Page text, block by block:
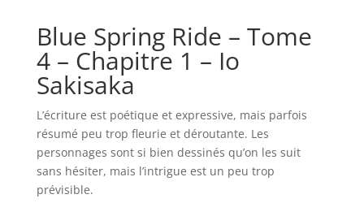
Blue Spring Ride – Tome
4 – Chapitre 1 – Io
Sakisaka
L’écriture est poétique et expressive, mais parfois
résumé peu trop fleurie et déroutante. Les
personnages sont si bien dessinés qu’on les suit
sans hésiter, mais l’intrigue est un peu trop
prévisible.